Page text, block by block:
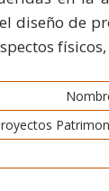
diseño de